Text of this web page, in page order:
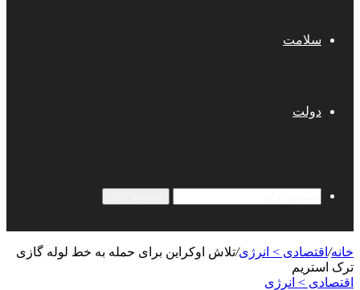
سلامت
دولت
خانه/ اقتصادی > انرژی/تلاش اوکراین برای حمله به خط لوله گازی
ترک استریم
اقتصادی > انرژی